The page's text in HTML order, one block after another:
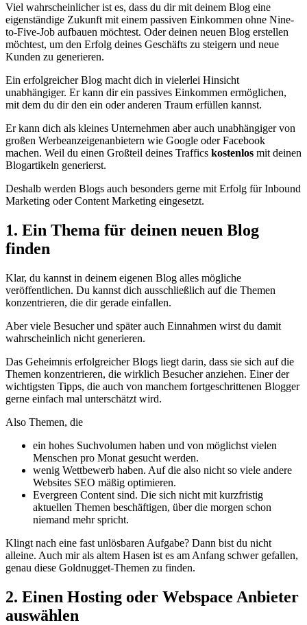
Viel wahrscheinlicher ist es, dass du dir mit deinem Blog eine
eigenständige Zukunft mit einem passiven Einkommen ohne Nine-
to-Five-Job aufbauen möchtest. Oder deinen neuen Blog erstellen
möchtest, um den Erfolg deines Geschäfts zu steigern und neue
Kunden zu generieren.
Ein erfolgreicher Blog macht dich in vielerlei Hinsicht
unabhängiger. Er kann dir ein passives Einkommen ermöglichen,
mit dem du dir den ein oder anderen Traum erfüllen kannst.
Er kann dich als kleines Unternehmen aber auch unabhängiger von
großen Werbeanzeigenanbietern wie Google oder Facebook
machen. Weil du einen Großteil deines Traffics kostenlos mit deinen
Blogartikeln generierst.
Deshalb werden Blogs auch besonders gerne mit Erfolg für Inbound
Marketing oder Content Marketing eingesetzt.
1. Ein Thema für deinen neuen Blog
finden
Klar, du kannst in deinem eigenen Blog alles mögliche
veröffentlichen. Du kannst dich ausschließlich auf die Themen
konzentrieren, die dir gerade einfallen.
Aber viele Besucher und später auch Einnahmen wirst du damit
wahrscheinlich nicht generieren.
Das Geheimnis erfolgreicher Blogs liegt darin, dass sie sich auf die
Themen konzentrieren, die wirklich Besucher anziehen. Einer der
wichtigsten Tipps, die auch von manchem fortgeschrittenen Blogger
gerne einfach mal unterschätzt wird.
Also Themen, die
ein hohes Suchvolumen haben und von möglichst vielen
Menschen pro Monat gesucht werden.
wenig Wettbewerb haben. Auf die also nicht so viele andere
Websites SEO mäßig optimieren.
Evergreen Content sind. Die sich nicht mit kurzfristig
aktuellen Themen beschäftigen, über die morgen schon
niemand mehr spricht.
Klingt nach eine fast unlösbaren Aufgabe? Dann bist du nicht
alleine. Auch mir als altem Hasen ist es am Anfang schwer gefallen,
genau diese Goldnugget-Themen zu finden.
2. Einen Hosting oder Webspace Anbieter
auswählen